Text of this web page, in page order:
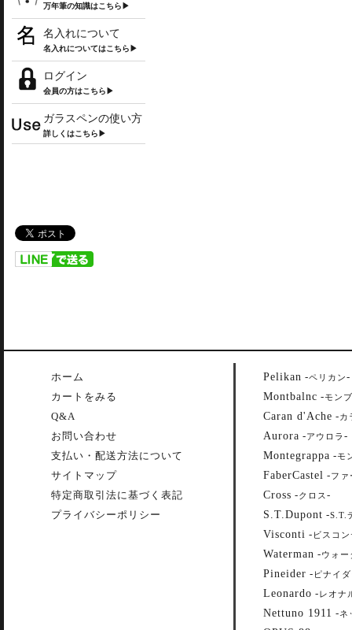
万年筆の知識はこちら▶
名入れについて
名入れについてはこちら▶
ログイン
会員の方はこちら▶
ガラスペンの使い方
詳しくはこちら▶
ホーム
カートをみる
Q&A
お問い合わせ
支払い・配送方法について
サイトマップ
特定商取引法に基づく表記
プライバシーポリシー
Pelikan -ペリカン-
Montbalnc -モン
Caran d'Ache -カ
Aurora -アウロラ -
Montegrappa -モ
FaberCastel -ファ
Cross -クロス -
S.T.Dupont -S.T.
Visconti - ビスコ
Waterman -ウォー
Pineider - ピナイ
Leonardo -レオナ
Nettuno 1911 -ネ